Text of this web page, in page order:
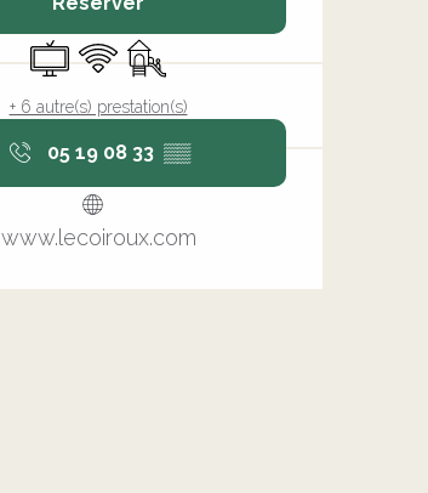
Télévision
WiFi Jeux pour enfants / Espace
+ 6 autre(s) prestation(s)
05 19 08 33 ▒▒
www.lecoiroux.com